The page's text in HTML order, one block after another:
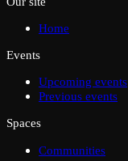
Home
Events
Upcoming events
Previous events
Spaces
Communities